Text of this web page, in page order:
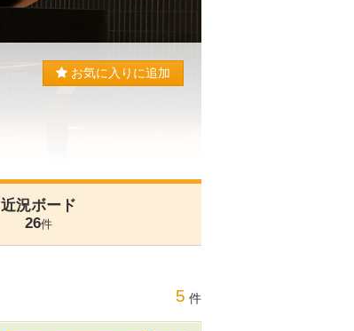
お気に入りに追加
近況ボード
26件
5 件